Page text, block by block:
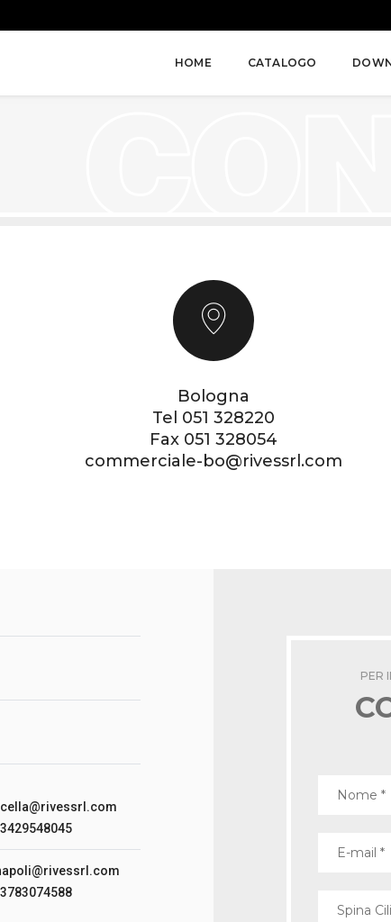
HOME CATALOGO
Bologna
Tel 051 328220
Fax 051 328054
commerciale-bo@rivessrl.com
PER